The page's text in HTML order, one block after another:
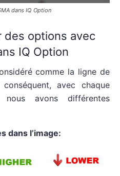
dans IQ Option
des options avec
IQ Option
comme la ligne de
avec chaque
avons différentes
dans l’image: